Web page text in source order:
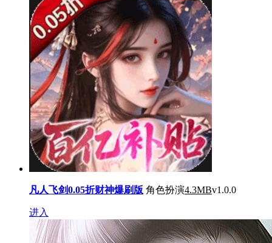
凡人飞剑0.05折财神爆刷版 角色扮演4.3MBv1.0.0
进入